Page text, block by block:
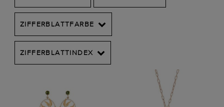
ZIFFERBLATTFARBE
ZIFFERBLATTINDEX